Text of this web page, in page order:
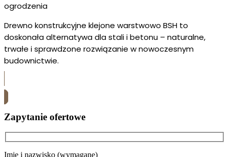
ogrodzenia
Drewno konstrukcyjne klejone warstwowo BSH to
doskonała alternatywa dla stali i betonu – naturalne,
trwałe i sprawdzone rozwiązanie w nowoczesnym
budownictwie.
Zapytanie ofertowe
Imię i nazwisko (wymagane)